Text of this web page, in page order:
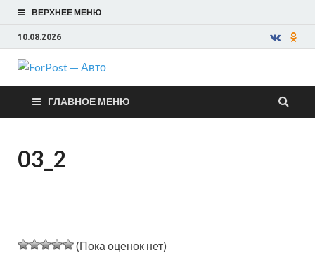
ВЕРХНЕЕ МЕНЮ
10.08.2026
ForPost —
Авто
ГЛАВНОЕ МЕНЮ
03_2
(Пока оценок нет)